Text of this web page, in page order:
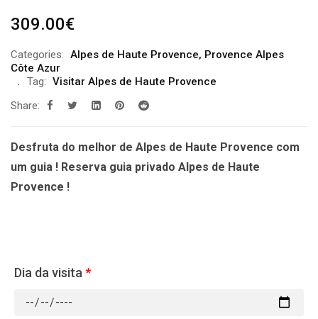
309.00€
Categories: Alpes de Haute Provence, Provence Alpes
Côte Azur
Tag: Visitar Alpes de Haute Provence
Share:
Desfruta do melhor de Alpes de Haute Provence com
um guia ! Reserva guia privado Alpes de Haute
Provence !
Dia da visita *